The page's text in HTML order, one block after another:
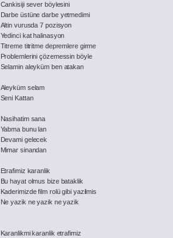
Cankisiji sever böylesini
Darbe üstüne darbe yetmedimi
Altin vurusda 7 pozisyon
Yedinci kat halinasyon
Titreme titritme depremlere girme
Problemlerini çözemessin böyle
Selamin aleyküm ben atakan
Aleyküm selam
Seni Kattan
Nasihatim sana
Yabma bunu lan
Devami gelecek
Mimar sinandan
Etrafimiz karanlik
Bu hayat olmus bize bataklik
Kaderimizde film rolü gibi yazilmis
Ne yazik ne yazik ne yazik
Karanlikmi karanlik etrafimiz